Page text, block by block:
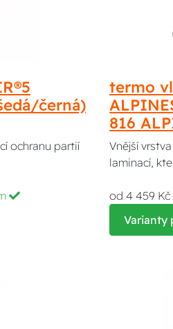
černá)
ochranu partií
termo
816
Vnější
laminací,
od 4 459 Kč
Varianty